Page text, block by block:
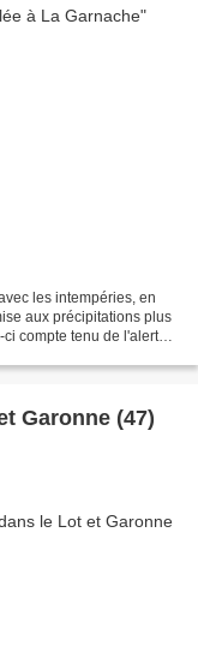
les intempéries, en
aux précipitations plus
compte tenu de l'alerte
Garonne (47)